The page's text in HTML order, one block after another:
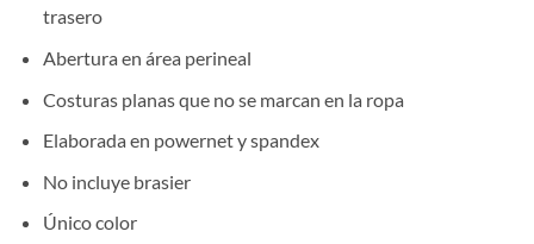
trasero
Abertura en área perineal
Costuras planas que no se marcan en la ropa
Elaborada en powernet y spandex
No incluye brasier
Único color